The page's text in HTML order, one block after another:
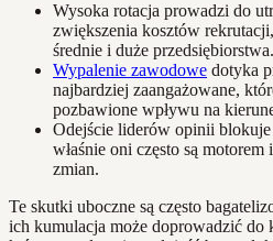
Wysoka rotacja prowadzi do
zwiększenia kosztów
średnie i duże przedsiębiorstwa.
Wypalenie zawodowe dotyka
najbardziej zaangażowane,
pozbawione wpływu na
Odejście liderów opinii
właśnie oni często są
zmian.
Te skutki uboczne są często
ich kumulacja może doprowadzić do